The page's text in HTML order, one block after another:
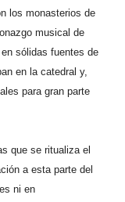
los monasterios de
musical de
sólidas fuentes de
en la catedral y,
para gran parte
que se ritualiza el
a esta parte del
ni en